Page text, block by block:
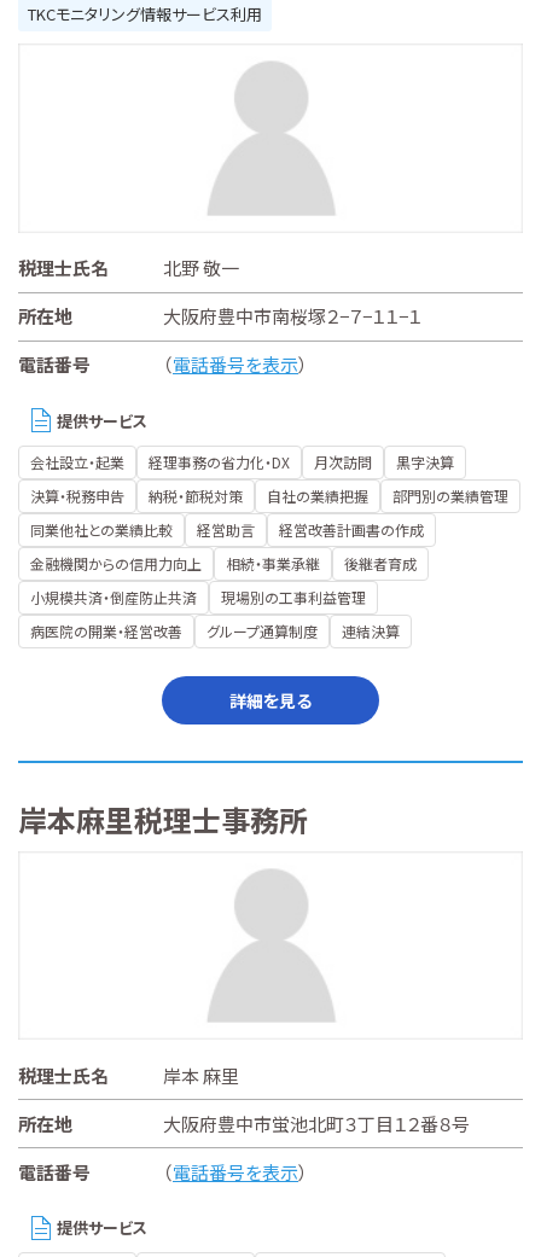
TKCモニタリング情報サービス利用
税理士氏名
北野 敬一
所在地
大阪府豊中市南桜塚２−７−１１−１
電話番号
（電話番号を表示）
提供サービス
会社設立・起業 経理事務の省力化・DX 月次訪問
黒字決算
決算・税務申告
納税・節税対策 自社の業績把握
部門別の業績管理
同業他社との業績比較
経営助言
経営改善計画書の作成
金融機関からの信用力向上
相続・事業承継
後継者育成
小規模共済・倒産防止共済
現場別の工事利益管理
病医院の開業・経営改善
グループ通算制度 連結決算
詳細を見る
岸本麻里税理士事務所
税理士氏名
岸本 麻里
所在地
大阪府豊中市蛍池北町３丁目１２番８号
電話番号
（電話番号を表示）
提供サービス